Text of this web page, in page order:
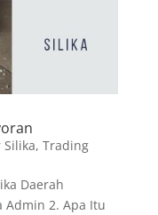
Silika, Trading
Daerah
Admin 2. Apa Itu